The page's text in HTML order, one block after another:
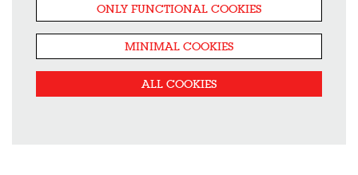
ONLY FUNCTIONAL COOKIES
MINIMAL COOKIES
ALL COOKIES